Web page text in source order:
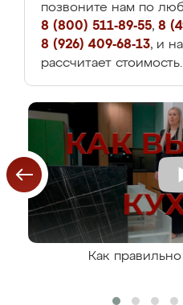
позвоните нам по
8 (800) 511-89-55, 8
8 (926) 409-68-13, и
рассчитает стоимость.
Как